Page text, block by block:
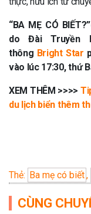
“BA MẸ CÓ
do Đài Truyền
thông Bright Star
vào lúc 17:30, thứ
XEM THÊM >>>>
du lịch biển thêm
Thẻ: Ba mẹ có biết,
CÙNG